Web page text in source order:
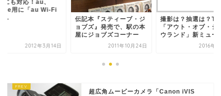
にも対応！au、
用に「au Wi-Fi
2012年3月14日
伝記本『スティーブ・ジ
ョブズ』発売で、駅の本
屋にジョブズコーナー
2011年10月24日
撮影は？抽選は？
「アウト・オブ・シ
ウランド」新ミュー
2016年7
超広角ムービーカメラ「Canon iVIS